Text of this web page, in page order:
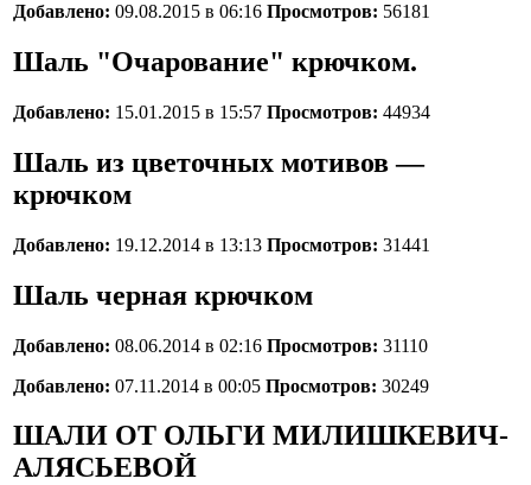
Добавлено: 09.08.2015 в 06:16 Просмотров: 56181
Шаль "Очарование" крючком.
Добавлено: 15.01.2015 в 15:57 Просмотров: 44934
Шаль из цветочных мотивов —
крючком
Добавлено: 19.12.2014 в 13:13 Просмотров: 31441
Шаль черная крючком
Добавлено: 08.06.2014 в 02:16 Просмотров: 31110
Добавлено: 07.11.2014 в 00:05 Просмотров: 30249
ШАЛИ ОТ ОЛЬГИ МИЛИШКЕВИЧ-
АЛЯСЬЕВОЙ